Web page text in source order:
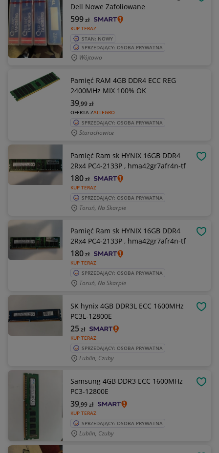
Dell Nowe Zafoliowane
KUP TERAZ
599zł
STAN: NOWY
SPRZEDAJĄCY: OSOBA PRYWATNA
Wójtowo
Pamięć RAM 4GB DDR4 ECC REG
2400MHz MIX 100% OK
OFERTA ZALLEGRO
39,99zł
SPRZEDAJĄCY: OSOBA PRYWATNA
Starachowice
Pamięć Ram sk HYNIX 16GB DDR4
2Rx4 PC4-2133P , hma42gr7afr4n-tf
KUP TERAZ
180zł
SPRZEDAJĄCY: OSOBA PRYWATNA
Toruń, Na Skarpie
Pamięć Ram sk HYNIX 16GB DDR4
2Rx4 PC4-2133P , hma42gr7afr4n-tf
KUP TERAZ
180zł
SPRZEDAJĄCY: OSOBA PRYWATNA
Toruń, Na Skarpie
SK hynix 4GB DDR3L ECC 1600MHz
PC3L-12800E
KUP TERAZ
25zł
SPRZEDAJĄCY: OSOBA PRYWATNA
Lublin, Czuby
Samsung 4GB DDR3 ECC 1600MHz
PC3-12800E
KUP TERAZ
39,99zł
SPRZEDAJĄCY: OSOBA PRYWATNA
Lublin, Czuby